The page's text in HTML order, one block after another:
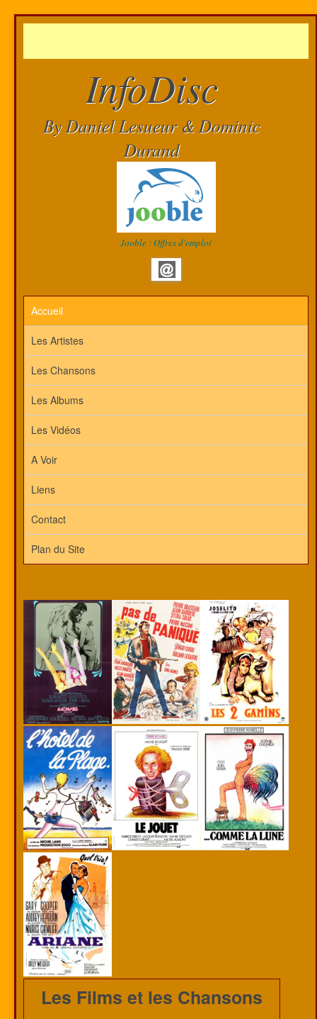
InfoDisc
By Daniel Lesueur & Dominic
Durand
Jooble : Offres d'emploi
Accueil
Les Artistes
Les Chansons
Les Albums
Les Vidéos
A Voir
Liens
Contact
Plan du Site
Les Films et les Chansons